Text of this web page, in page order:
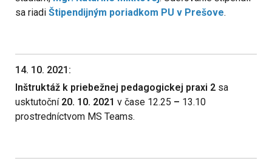
sa riadi Štipendijným poriadkom PU v Prešove.
14. 10. 2021:
Inštruktáž k priebežnej pedagogickej praxi 2 sa
usktutoční 20. 10. 2021 v čase 12.25 – 13.10
prostredníctvom MS Teams.